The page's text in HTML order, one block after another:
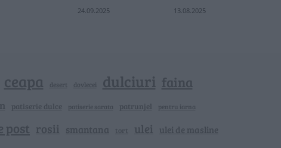
24.09.2025 13.08.2025
ceapa desert dovlecei dulciuri faina
patiserie dulce patiserie sarata patrunjel pentru iarna
post rosii smantana tort ulei ulei de masline